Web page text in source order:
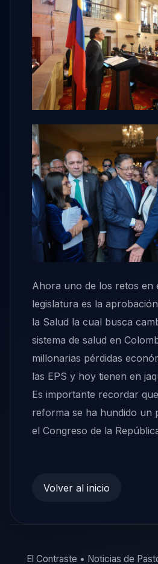
Ahora uno de los retos en
legislatura es la
la Salud la cual busca
sistema de salud en
millonarias pérdidas
las EPS y hoy tienen en
Es importante recordar
reforma se ha hundido un
el Congreso de la
Volver al inicio
El Contraste • Noticias de